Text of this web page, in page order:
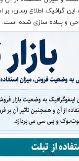
گرافیک اطلاع رسان،
و پیاده سازی شده است.